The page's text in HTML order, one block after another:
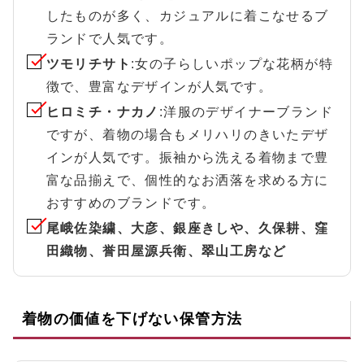
したものが多く、カジュアルに着こなせるブ
ランドで人気です。
ツモリチサト :女の子らしいポップな花柄が特
徴で、豊富なデザインが人気です。
ヒロミチ・ナカノ :洋服のデザイナーブランド
ですが、着物の場合もメリハリのきいたデザ
インが人気です。振袖から洗える着物まで豊
富な品揃えで、個性的なお洒落を求める方に
おすすめのブランドです。
尾峨佐染繍、大彦、銀座きしや、久保耕、窪
田織物、誉田屋源兵衛、翠山工房など
着物の価値を下げない保管方法